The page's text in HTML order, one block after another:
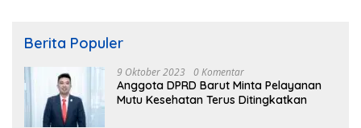
Berita Populer
9 Oktober 2023 0 Komentar
Anggota DPRD Barut Minta Pelayanan
Mutu Kesehatan Terus Ditingkatkan